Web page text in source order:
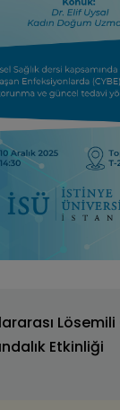
Etkinliği